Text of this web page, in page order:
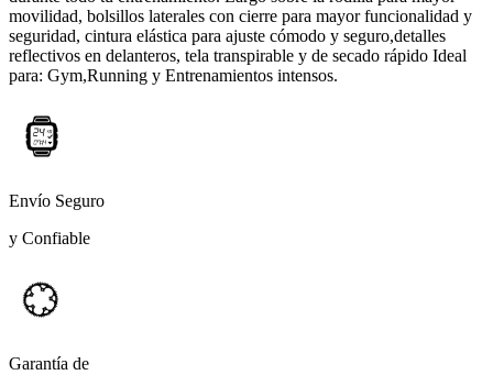
movilidad, bolsillos laterales con cierre para mayor funcionalidad y
seguridad, cintura elástica para ajuste cómodo y seguro,detalles
reflectivos en delanteros, tela transpirable y de secado rápido Ideal
para: Gym,Running y Entrenamientos intensos.
Envío Seguro
y Confiable
Garantía de